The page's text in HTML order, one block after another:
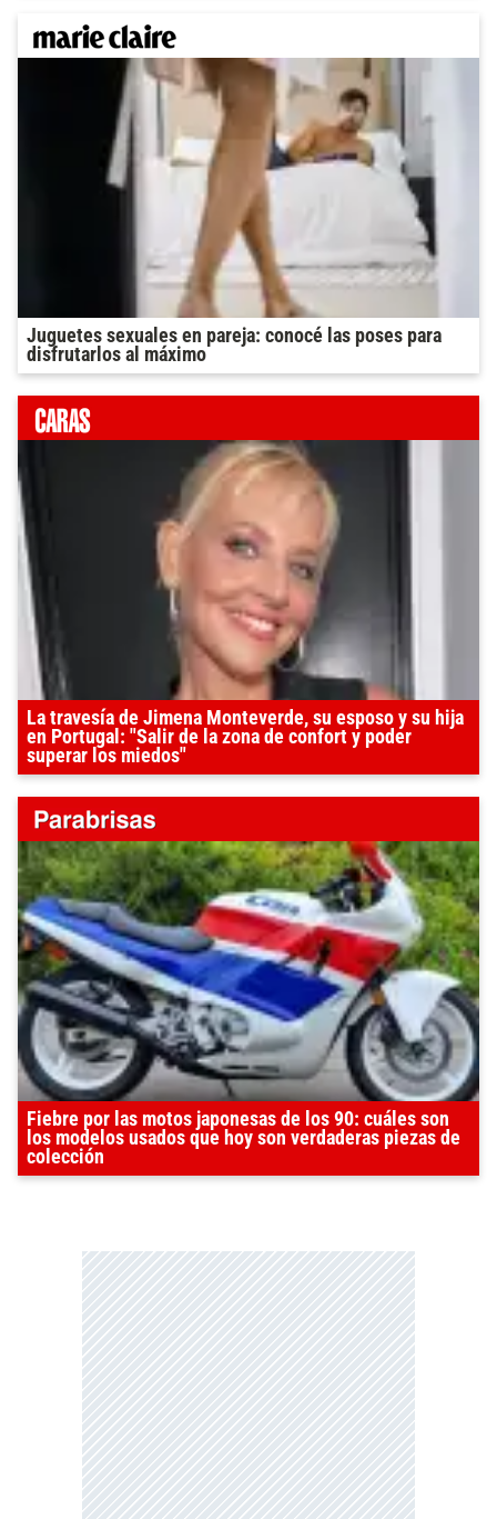
Juguetes sexuales en pareja: conocé las poses para
disfrutarlos al máximo
La travesía de Jimena Monteverde, su esposo y su hija
en Portugal: "Salir de la zona de confort y poder
superar los miedos"
Fiebre por las motos japonesas de los 90: cuáles son
los modelos usados que hoy son verdaderas piezas de
colección